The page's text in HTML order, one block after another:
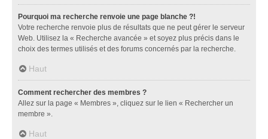
Pourquoi ma recherche renvoie une page blanche ?!
Votre recherche renvoie plus de résultats que ne peut gérer le serveur
Web. Utilisez la « Recherche avancée » et soyez plus précis dans le
choix des termes utilisés et des forums concernés par la recherche.
Haut
Comment rechercher des membres ?
Allez sur la page « Membres », cliquez sur le lien « Rechercher un
membre ».
Haut